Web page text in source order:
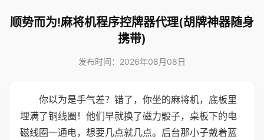
顺势而为!麻将机程序控牌器代理(胡牌神器随身
携带)
发布时间：2026年08月08日
你以为是手气差？错了，你坐的麻将机，底板里
埋满了铜线圈！他们早就换了磁力骰子，桌板下的电
磁线圈一通电，想要几点就几点。后台那小子戴着蓝